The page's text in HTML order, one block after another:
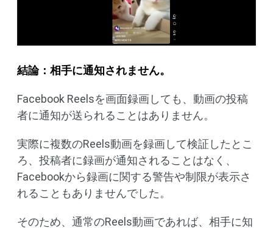
結論：相手に通知されません。
Facebook Reelsを画面録画しても、動画の投稿
者に通知が送られることはありません。
実際に複数のReels動画を録画して検証したとこ
ろ、投稿者に録画が通知されることはなく、
Facebookから録画に関する警告や制限が表示さ
れることもありませんでした。
そのため、通常のReels動画であれば、相手に知